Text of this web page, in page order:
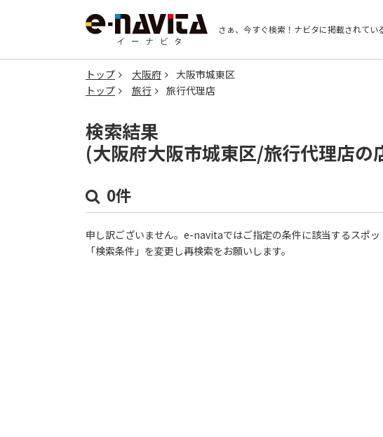
さぁ、今すぐ検索！ ナビタに掲載されてい
トップ 大阪府
大阪市城東区
トップ
旅行 旅行代理店
検索結果
(大阪府大阪市城東区/旅行代理店の
0件
申し訳ございません。e-navitaではご指定の条件に該当するスポ
「検索条件」を変更し再検索をお願いします。